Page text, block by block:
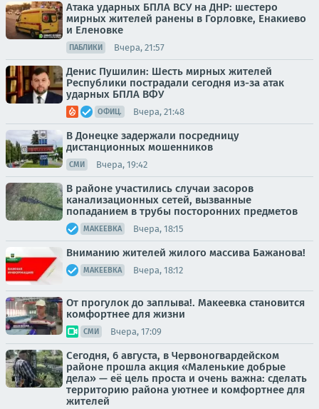
Атака ударных БПЛА ВСУ на ДНР: шестеро
мирных жителей ранены в Горловке, Енакиево
и Еленовке
ПАБЛИКИ Вчера, 21:57
Денис Пушилин: Шесть мирных жителей
Республики пострадали сегодня из-за атак
ударных БПЛА ВФУ
ОФИЦ. Вчера, 21:48
В Донецке задержали посредницу
дистанционных мошенников
СМИ Вчера, 19:42
В районе участились случаи засоров
канализационных сетей, вызванные
попаданием в трубы посторонних предметов
МАКЕЕВКА Вчера, 18:15
Вниманию жителей жилого массива Бажанова!
МАКЕЕВКА Вчера, 18:12
От прогулок до заплыва!. Макеевка становится
комфортнее для жизни
СМИ Вчера, 17:09
Сегодня, 6 августа, в Червоногвардейском
районе прошла акция «Маленькие добрые
дела» — её цель проста и очень важна: сделать
территорию района уютнее и комфортнее для
жителей